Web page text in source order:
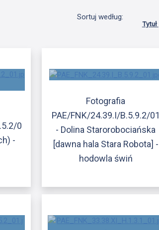
Sortuj według:
Tytuł
0
-
Fotografia
PAE/FNK/24.39.I/B.5.9.2/01
- Dolina Starorobociańska
[dawna hala Stara Robota] -
hodowla świń